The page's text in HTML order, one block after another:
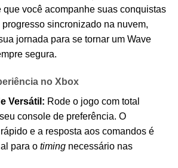
que você acompanhe suas conquistas
sincronizado na nuvem,
jornada para se tornar um Wave
segura.
no Xbox
Versátil: Rode o jogo com total
console de preferência. O
e a resposta aos comandos é
para o timingnecessário nas